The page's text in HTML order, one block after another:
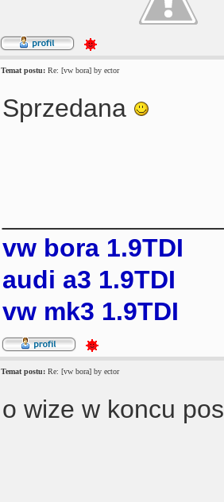
Temat postu: Re: [vw bora] by ector
Sprzedana
vw bora 1.9TDI
audi a3 1.9TDI
vw mk3 1.9TDI
Temat postu: Re: [vw bora] by ector
o wize w koncu